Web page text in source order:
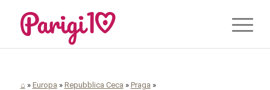
⌂ » Europa » Repubblica Ceca » Praga »